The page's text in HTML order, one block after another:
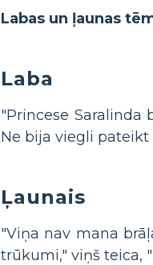
Labas un ļaunas
Laba
"Princese
Ne bija viegli pateikt
Ļaunais
"Viņa nav mana
trūkumi," viņš teica,